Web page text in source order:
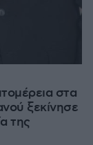
στα
ξεκίνησε
της